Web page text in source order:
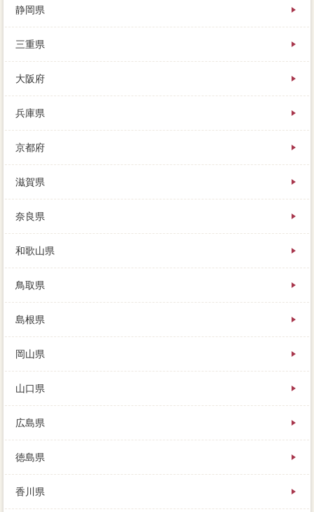
静岡県
三重県
大阪府
兵庫県
京都府
滋賀県
奈良県
和歌山県
鳥取県
島根県
岡山県
山口県
広島県
徳島県
香川県